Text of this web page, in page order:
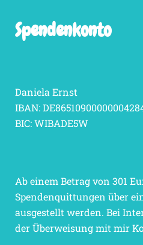
Spendenkonto
Daniela Ernst
IBAN:
BIC: WIBADE5W
Ab einem Betrag von 301
Spendenquittungen über
ausgestellt werden. Bei
der Überweisung mit mir